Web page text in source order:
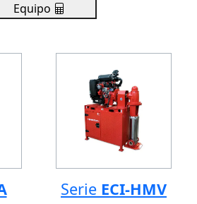
Equipo
Serie ECI-HMV